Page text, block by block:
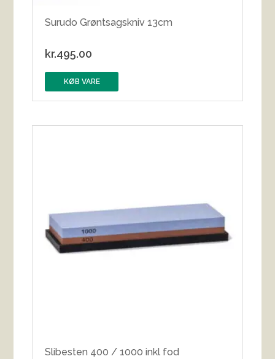
Surudo Grøntsagskniv 13cm
kr.495.00
KØB VARE
Slibesten 400 / 1000 inkl fod